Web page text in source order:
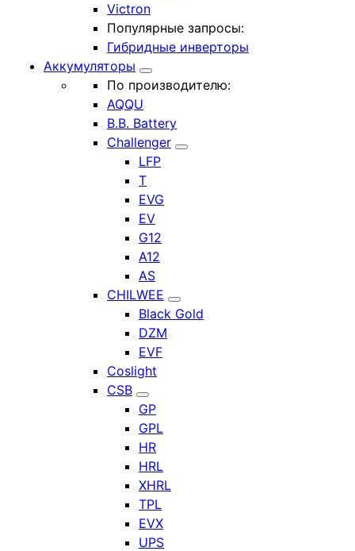
Victron
Популярные запросы:
Гибридные инверторы
Аккумуляторы
По производителю:
AQQU
B.B. Battery
Challenger
LFP
T
EVG
EV
G12
A12
AS
CHILWEE
Black Gold
DZM
EVF
Coslight
CSB
GP
GPL
HR
HRL
XHRL
TPL
EVX
UPS